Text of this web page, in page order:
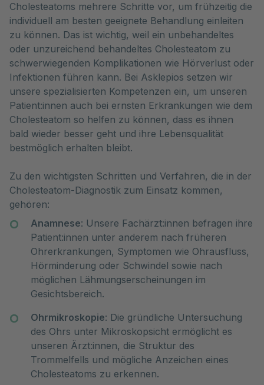
Cholesteatoms mehrere Schritte vor, um frühzeitig die
individuell am besten geeignete Behandlung einleiten
zu können. Das ist wichtig, weil ein unbehandeltes
oder unzureichend behandeltes Cholesteatom zu
schwerwiegenden Komplikationen wie Hörverlust oder
Infektionen führen kann. Bei Asklepios setzen wir
unsere spezialisierten Kompetenzen ein, um unseren
Patient:innen auch bei ernsten Erkrankungen wie dem
Cholesteatom so helfen zu können, dass es ihnen
bald wieder besser geht und ihre Lebensqualität
bestmöglich erhalten bleibt.
Zu den wichtigsten Schritten und Verfahren, die in der
Cholesteatom-Diagnostik zum Einsatz kommen,
gehören:
Anamnese: Unsere Fachärzt:innen befragen ihre
Patient:innen unter anderem nach früheren
Ohrerkrankungen, Symptomen wie Ohrausfluss,
Hörminderung oder Schwindel sowie nach
möglichen Lähmungserscheinungen im
Gesichtsbereich.
Ohrmikroskopie: Die gründliche Untersuchung
des Ohrs unter Mikroskopsicht ermöglicht es
unseren Ärzt:innen, die Struktur des
Trommelfells und mögliche Anzeichen eines
Cholesteatoms zu erkennen.